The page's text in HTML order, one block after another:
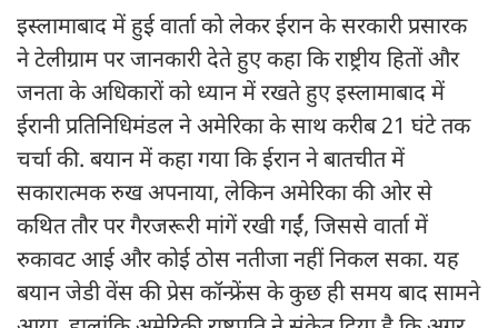
इस्लामाबाद में हुई वार्ता को लेकर ईरान के सरकारी प्रसारक
ने टेलीग्राम पर जानकारी देते हुए कहा कि राष्ट्रीय हितों और
जनता के अधिकारों को ध्यान में रखते हुए इस्लामाबाद में
ईरानी प्रतिनिधिमंडल ने अमेरिका के साथ करीब 21 घंटे तक
चर्चा की. बयान में कहा गया कि ईरान ने बातचीत में
सकारात्मक रुख अपनाया, लेकिन अमेरिका की ओर से
कथित तौर पर गैरजरूरी मांगें रखी गईं, जिससे वार्ता में
रुकावट आई और कोई ठोस नतीजा नहीं निकल सका. यह
बयान जेडी वेंस की प्रेस कॉन्फ्रेंस के कुछ ही समय बाद सामने